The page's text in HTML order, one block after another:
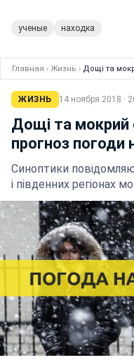
ученые находка
Главная › Жизнь › Дощі та
ЖИЗНЬ 14 ноября 2018 ·
Дощі та мокрий
прогноз погоди
Синоптики
і південних регіонах